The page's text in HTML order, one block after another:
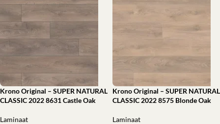
Krono Original – SUPER NATURAL
CLASSIC 2022 8631 Castle Oak
Laminaat
Krono Original – SUPER NATURAL
CLASSIC 2022 8575 Blonde Oak
Laminaat